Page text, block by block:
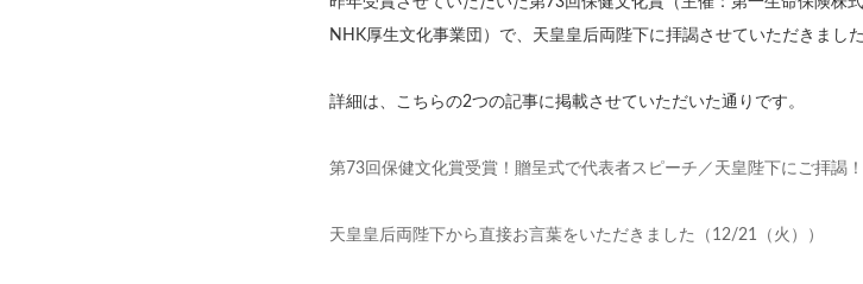
NHK厚生文化事業団）で、天皇皇后両陛下に拝謁させていただきました
詳細は、こちらの2つの記事に掲載させていただいた通りです。
第73回保健文化賞受賞！贈呈式で代表者スピーチ／天皇陛下にご拝謁！
天皇皇后両陛下から直接お言葉をいただきました（12/21（火））